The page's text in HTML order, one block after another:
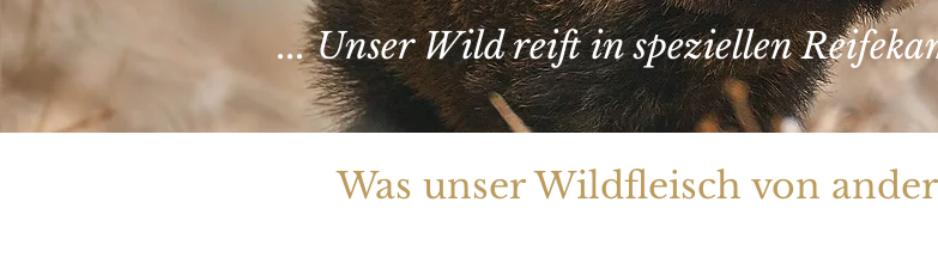
... Unser Wild reift in speziellen
Was unser Wildfleisch von